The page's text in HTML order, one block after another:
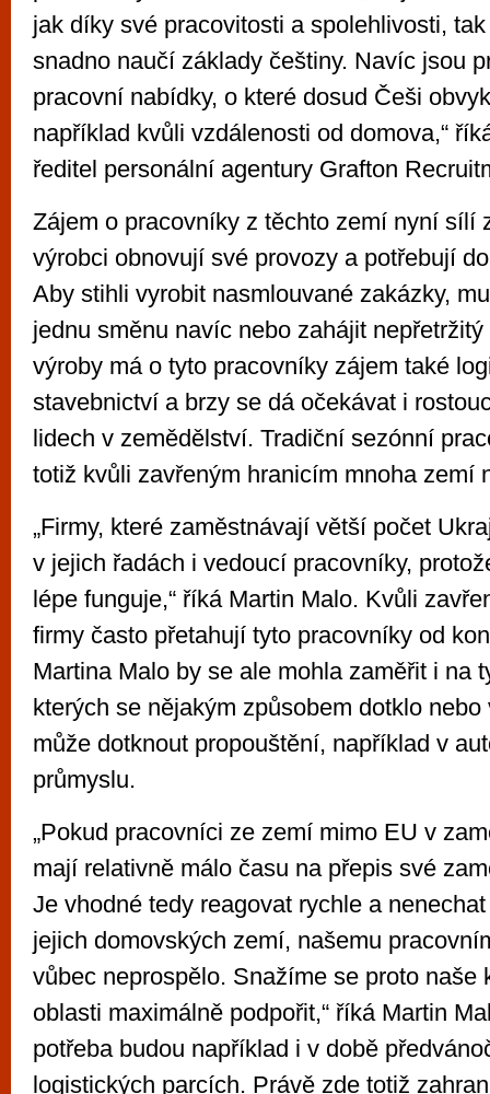
jak díky své pracovitosti a spolehlivosti,
snadno naučí základy češtiny. Navíc jsou
pracovní nabídky, o které dosud Češi
například kvůli vzdálenosti od domova,“
ředitel personální agentury Grafton
Zájem o pracovníky z těchto zemí nyní sílí
výrobci obnovují své provozy a potřebují
Aby stihli vyrobit nasmlouvané zakázky,
jednu směnu navíc nebo zahájit
výroby má o tyto pracovníky zájem také
stavebnictví a brzy se dá očekávat i
lidech v zemědělství. Tradiční sezónní
totiž kvůli zavřeným hranicím mnoha zemí
„Firmy, které zaměstnávají větší počet
v jejich řadách i vedoucí pracovníky,
lépe funguje,“ říká Martin Malo. Kvůli
firmy často přetahují tyto pracovníky od
Martina Malo by se ale mohla zaměřit i na
kterých se nějakým způsobem dotklo
může dotknout propouštění, například v
průmyslu.
„Pokud pracovníci ze zemí mimo EU v
mají relativně málo času na přepis své
Je vhodné tedy reagovat rychle a
jejich domovských zemí, našemu
vůbec neprospělo. Snažíme se proto naše
oblasti maximálně podpořit,“ říká Martin
potřeba budou například i v době
logistických parcích. Právě zde totiž